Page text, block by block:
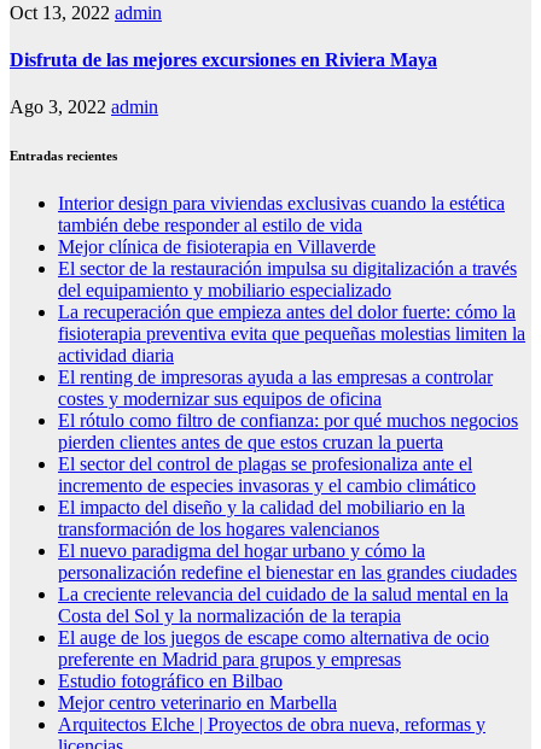
Oct 13, 2022 admin
Disfruta de las mejores excursiones en Riviera Maya
Ago 3, 2022 admin
Entradas recientes
Interior design para viviendas exclusivas cuando la estética
también debe responder al estilo de vida
Mejor clínica de fisioterapia en Villaverde
El sector de la restauración impulsa su digitalización a través
del equipamiento y mobiliario especializado
La recuperación que empieza antes del dolor fuerte: cómo la
fisioterapia preventiva evita que pequeñas molestias limiten la
actividad diaria
El renting de impresoras ayuda a las empresas a controlar
costes y modernizar sus equipos de oficina
El rótulo como filtro de confianza: por qué muchos negocios
pierden clientes antes de que estos cruzan la puerta
El sector del control de plagas se profesionaliza ante el
incremento de especies invasoras y el cambio climático
El impacto del diseño y la calidad del mobiliario en la
transformación de los hogares valencianos
El nuevo paradigma del hogar urbano y cómo la
personalización redefine el bienestar en las grandes ciudades
La creciente relevancia del cuidado de la salud mental en la
Costa del Sol y la normalización de la terapia
El auge de los juegos de escape como alternativa de ocio
preferente en Madrid para grupos y empresas
Estudio fotográfico en Bilbao
Mejor centro veterinario en Marbella
Arquitectos Elche | Proyectos de obra nueva, reformas y